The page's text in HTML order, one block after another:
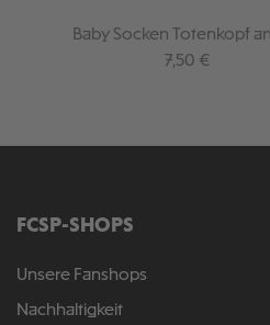
Baby Socken Totenkopf
Streifen
Regulärer
7,50 €
FCSP-SHOPS
Unsere Fanshops
Nachhaltigkeit